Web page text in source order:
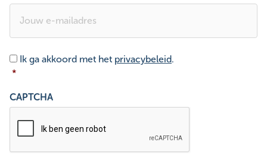
Toestemming *
Ik ga akkoord met het privacybeleid.
*
CAPTCHA